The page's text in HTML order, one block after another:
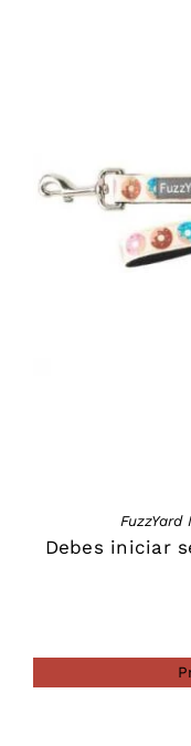
Debes iniciar